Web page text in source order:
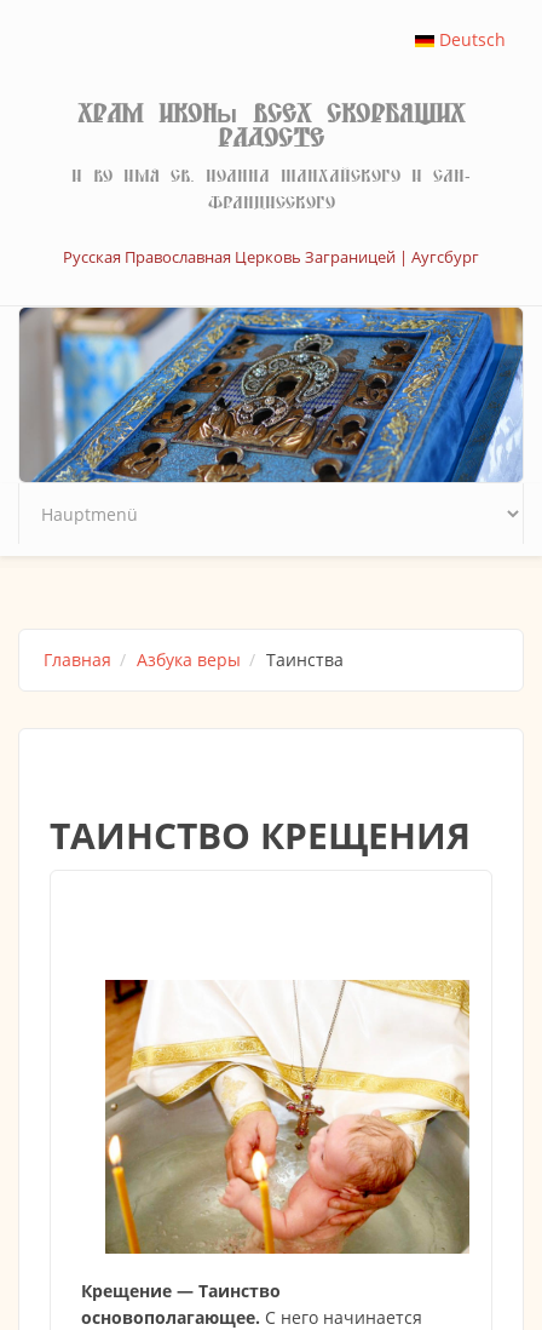
Deutsch
Храм иконы Всех скорбящих
Радосте
И во имя св. Иоанна Шанхайского и Сан-
Францисского
Русская Православная Церковь Заграницей | Аугсбург
Главная Азбука веры Таинства
ТАИНСТВО КРЕЩЕНИЯ
Крещение — Таинство
основополагающее. С него начинается